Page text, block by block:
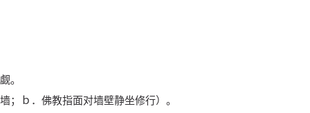
。
；ｂ．佛教指面对墙壁静坐修行）。